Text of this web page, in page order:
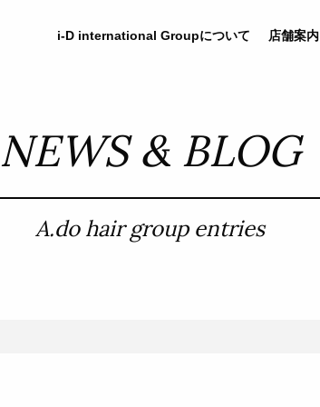
i-D international Groupについて 店舗案内
NEWS & BLOG
A.do hair group entries